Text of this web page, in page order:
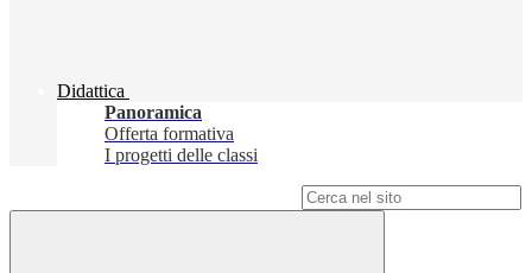
Didattica
Panoramica
Offerta formativa
I progetti delle classi